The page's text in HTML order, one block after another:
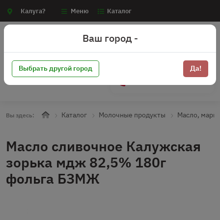
Калуга? Меню Каталог
Вы здесь: Каталог Молочные продукты Масло,
Масло сливочное Калужская
зорька мдж 82,5% 180г
фольга БЗМЖ
Ваш город -
Выбрать другой город Да!